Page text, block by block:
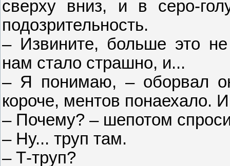
сверху вниз, и в серо-
подозрительность.
– Извините, больше это не
нам стало страшно, и...
– Я понимаю, – оборвал
короче, ментов понаехало.
– Почему? – шепотом
– Ну... труп там.
– Т-труп?